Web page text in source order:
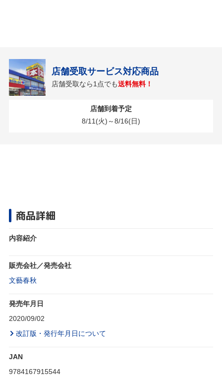
店舗受取サービス対応商品
店舗受取なら1点でも送料無料！
店舗到着予定
8/11(火)～8/16(日)
商品詳細
内容紹介
販売会社／発売会社
文藝春秋
発売年月日
2020/09/02
改訂版・発行年月日について
JAN
9784167915544